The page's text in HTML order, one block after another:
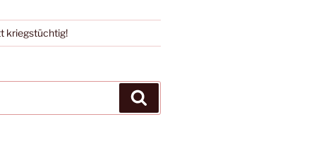
kriegstüchtig!